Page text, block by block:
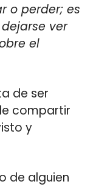
o perder; es
ver
el
de ser
compartir
y
de alguien